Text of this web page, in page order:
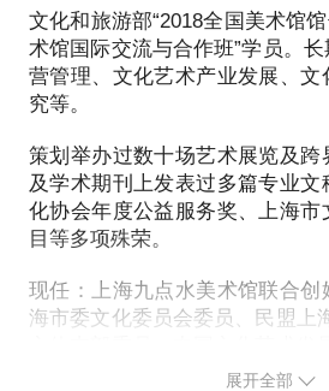
文化和旅游部“2018全国美术馆
术馆国际交流与合作班”学员。
营管理、文化艺术产业发展、
究等。
策划举办过数十场艺术展览及
及学术期刊上发表过多篇专业文
化协会年度公益服务奖、上海市
目等多项殊荣。
现任：上海九点水美术馆联合创
海市委文化委员会委员、民盟上
业委员会研究员，徐汇政协赋能
展开全部